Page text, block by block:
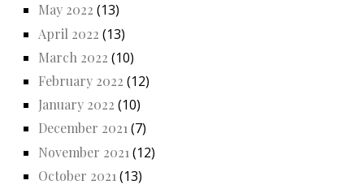
May 2022 (13)
April 2022 (13)
March 2022 (10)
February 2022 (12)
January 2022 (10)
December 2021(7)
November 2021 (12)
October 2021 (13)